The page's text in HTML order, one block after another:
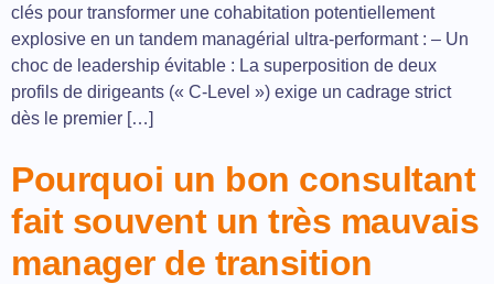
clés pour transformer une cohabitation potentiellement
explosive en un tandem managérial ultra-performant : – Un
choc de leadership évitable : La superposition de deux
profils de dirigeants (« C-Level ») exige un cadrage strict
dès le premier […]
Pourquoi un bon consultant
fait souvent un très mauvais
manager de transition